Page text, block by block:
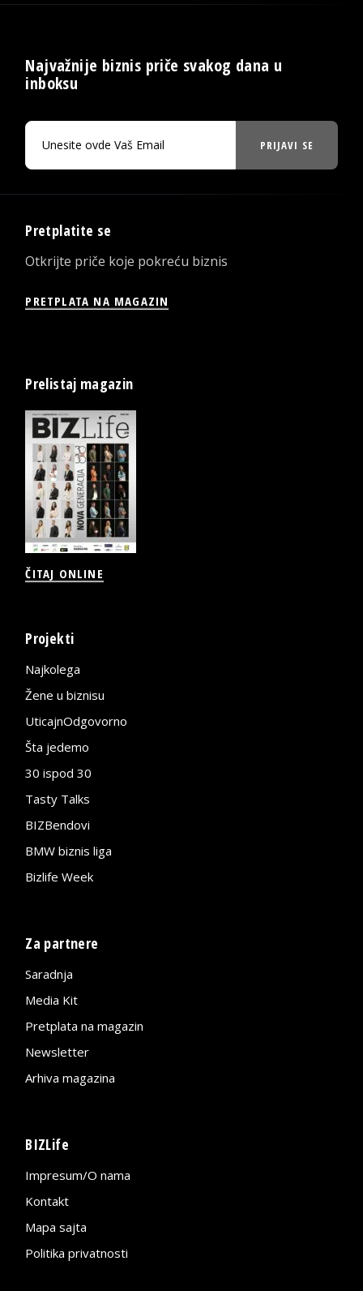
Najvažnije biznis priče svakog dana u
inboksu
PRIJAVI SE
Pretplatite se
Otkrijte priče koje pokreću biznis
PRETPLATA NA MAGAZIN
Prelistaj magazin
ČITAJ ONLINE
Projekti
Najkolega
Žene u biznisu
UticajnOdgovorno
Šta jedemo
30 ispod 30
Tasty Talks
BIZBendovi
BMW biznis liga
Bizlife Week
Za partnere
Saradnja
Media Kit
Pretplata na magazin
Newsletter
Arhiva magazina
BIZLife
Impresum/O nama
Kontakt
Mapa sajta
Politika privatnosti